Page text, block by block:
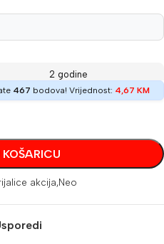
2 godine
467 bodova! Vrijednost: 4,67 KM
akcija,Neo